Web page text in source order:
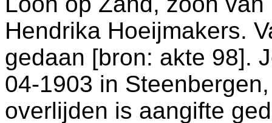
Hendrika Hoeijmakers.
gedaan [bron: akte 98].
04-1903 in Steenbergen
overlijden is aangifte